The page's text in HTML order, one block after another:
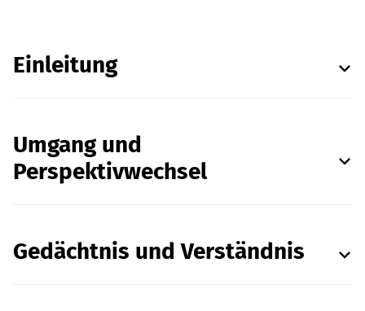
Einleitung
Umgang und
Perspektivwechsel
Gedächtnis und Verständnis